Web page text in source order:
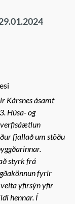
Kársnes ásamt
Húsa- og
fjallað um stöðu
styrk frá
fyrir
veita yfirsýn yfir
hennar. Í